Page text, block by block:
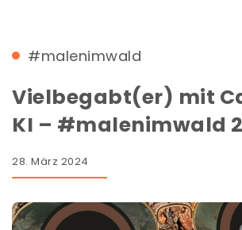
#malenimwald
Vielbegabt(er) mit
KI – #malenimwald
28. März 2024